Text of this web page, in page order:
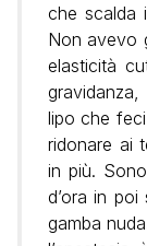
che scalda
Non avevo
elasticità
lipo che
ridonare ai
in più.
d’ora in
gamba